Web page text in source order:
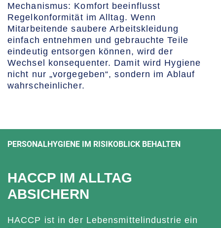
Mechanismus: Komfort beeinflusst
Regelkonformität im Alltag. Wenn
Mitarbeitende saubere Arbeitskleidung
einfach entnehmen und gebrauchte Teile
eindeutig entsorgen können, wird der
Wechsel konsequenter. Damit wird Hygiene
nicht nur „vorgegeben“, sondern im Ablauf
wahrscheinlicher.
PERSONALHYGIENE IM RISIKOBLICK BEHALTEN
HACCP IM ALLTAG
ABSICHERN
HACCP ist in der Lebensmittelindustrie ein